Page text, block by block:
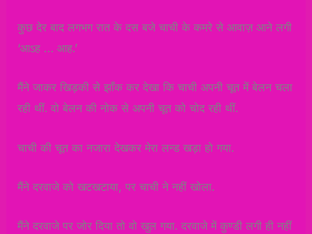
कुछ देर बाद लगभग रात के दस बजे चाची के कमरे से आवाज़ आने लगी
‘आऽह … आह.’
मैंने जाकर खिड़की से झाँक कर देखा कि चाची अपनी चूत में बेलन चला
रही थीं. वो बेलन की नोक से अपनी चूत को चोद रही थीं.
चाची की चूत का नजारा देखकर मेरा लन्ड खड़ा हो गया.
मैंने दरवाजे को खटखटाया, पर चाची ने नहीं खोला.
मैंने दरवाजे पर जोर दिया तो वो खुल गया. दरवाजे में कुण्डी लगी ही नहीं